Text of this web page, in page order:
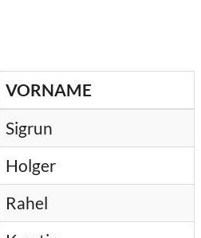
VORNAME
Sigrun
Holger
Rahel